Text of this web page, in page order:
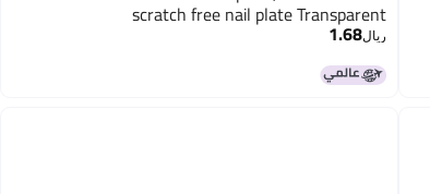
scratch free nail plate Transparent
ريال1.68